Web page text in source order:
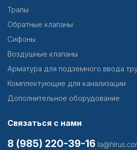
Трапы
Обратные клапаны
Сифоны
Воздушные клапаны
Арматура для подземного ввода
Комплектующие для канализации
Дополнительное оборудование
Связаться с нами
8 (985) 220-39-16